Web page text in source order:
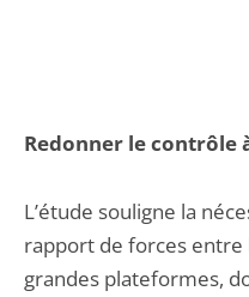
Redonner le contrôle
L’étude souligne la
rapport de forces
grandes plateformes,